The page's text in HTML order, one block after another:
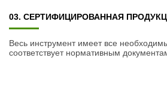
03. СЕРТИФИЦИРОВАННАЯ
Весь инструмент имеет все
соответствует нормативным